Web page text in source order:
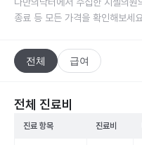
종료 등 모든 가격을 확인해보세
전체 급여
전체 진료비
진료 항목 진료비